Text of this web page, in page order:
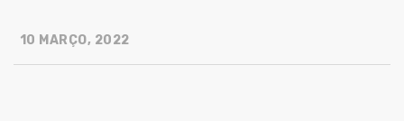
10 MARÇO, 2022